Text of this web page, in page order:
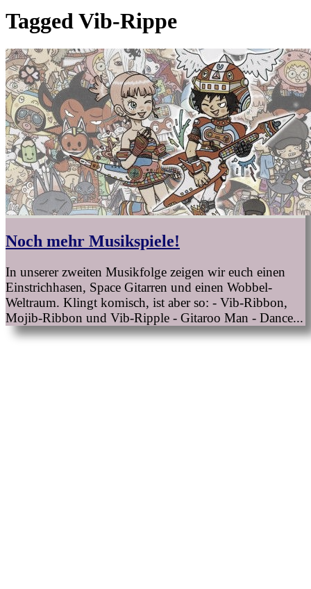
Tagged Vib-Rippe
Noch mehr Musikspiele!
In unserer zweiten Musikfolge zeigen wir euch einen
Einstrichhasen, Space Gitarren und einen Wobbel-
Weltraum. Klingt komisch, ist aber so: - Vib-Ribbon,
Mojib-Ribbon und Vib-Ripple - Gitaroo Man - Dance...